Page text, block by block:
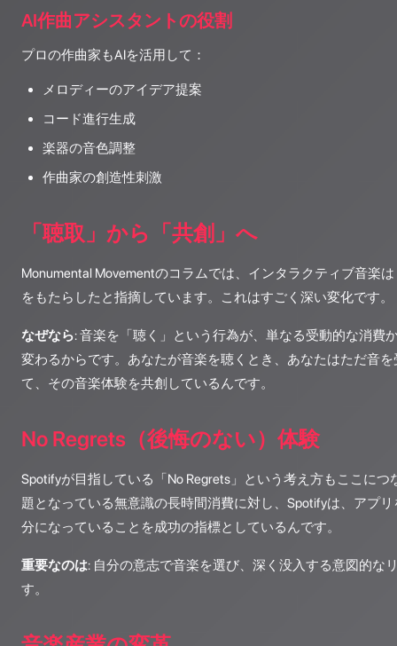
AI作曲アシスタントの役割
プロの作曲家もAIを活用して：
メロディーのアイデア提案
コード進行生成
楽器の音色調整
作曲家の創造性刺激
「聴取」から「共創」へ
Monumental Movementのコラムでは、インタラクティブ音楽
をもたらしたと指摘しています。これはすごく深い変化です。
なぜなら: 音楽を「聴く」という行為が、単なる受動的な消費
変わるからです。あなたが音楽を聴くとき、あなたはただ音
て、その音楽体験を共創しているんです。
No Regrets（後悔のない）体験
Spotifyが目指している「No Regrets」という考え方もここにつ
題となっている無意識の長時間消費に対し、Spotifyは、アプ
分になっていることを成功の指標としているんです。
重要なのは: 自分の意志で音楽を選び、深く没入する意図的な
す。